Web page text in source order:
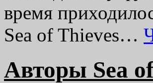
время
Sea of Thieves…
Авторы Sea